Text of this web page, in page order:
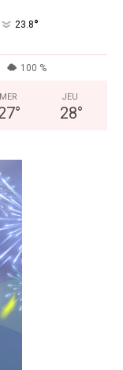
23.8°
100 %
MER
°
JEU
28°